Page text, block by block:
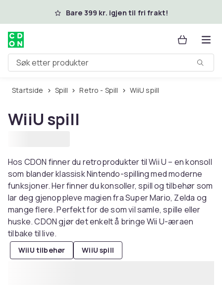
Hopp til hovedinnholdBare 399 kr. igjen til fri frakt!
Søk etter produkter
Startside Spill Retro - Spill WiiU spill
WiiU spill
Hos CDON finner du retroprodukter til Wii U – en konsoll
som blander klassisk Nintendo-spilling med moderne
funksjoner. Her finner du konsoller, spill og tilbehør som
lar deg gjenoppleve magien fra Super Mario, Zelda og
mange flere. Perfekt for de som vil samle, spille eller
huske. CDON gjør det enkelt å bringe Wii U-æraen
tilbake til live.
WiiU tilbehør WiiU spill